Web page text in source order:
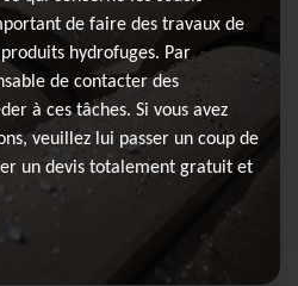
de faire des travaux de
hydrofuges. Par
de contacter des
à ces tâches. Si vous avez
veuillez lui passer un coup de
un devis totalement gratuit et